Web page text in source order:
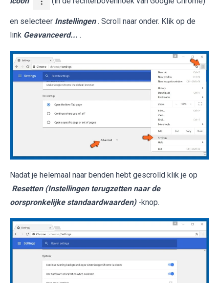
en selecteer Instellingen . Scroll naar onder. Klik op de
link Geavanceerd... .
Nadat je helemaal naar benden hebt gescrolld klik je op
Resetten (Instellingen terugzetten naar de
oorspronkelijke standaardwaarden) -knop.